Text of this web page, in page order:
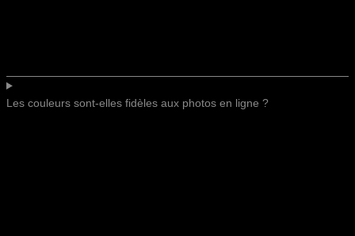
Les couleurs sont-elles fidèles aux photos en ligne ?